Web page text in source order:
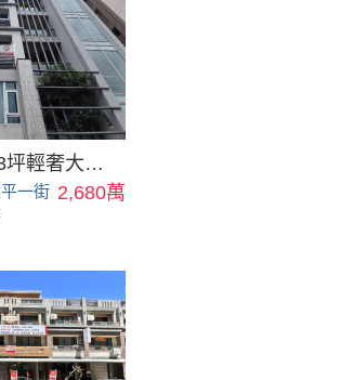
【光立方】83坪輕奢大空間電梯美寓｜一樓平面車位
一街 2,680萬